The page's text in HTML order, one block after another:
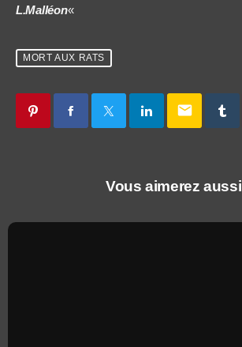
L.Malléon«
MORT AUX RATS
email
Vous aimerez aussi